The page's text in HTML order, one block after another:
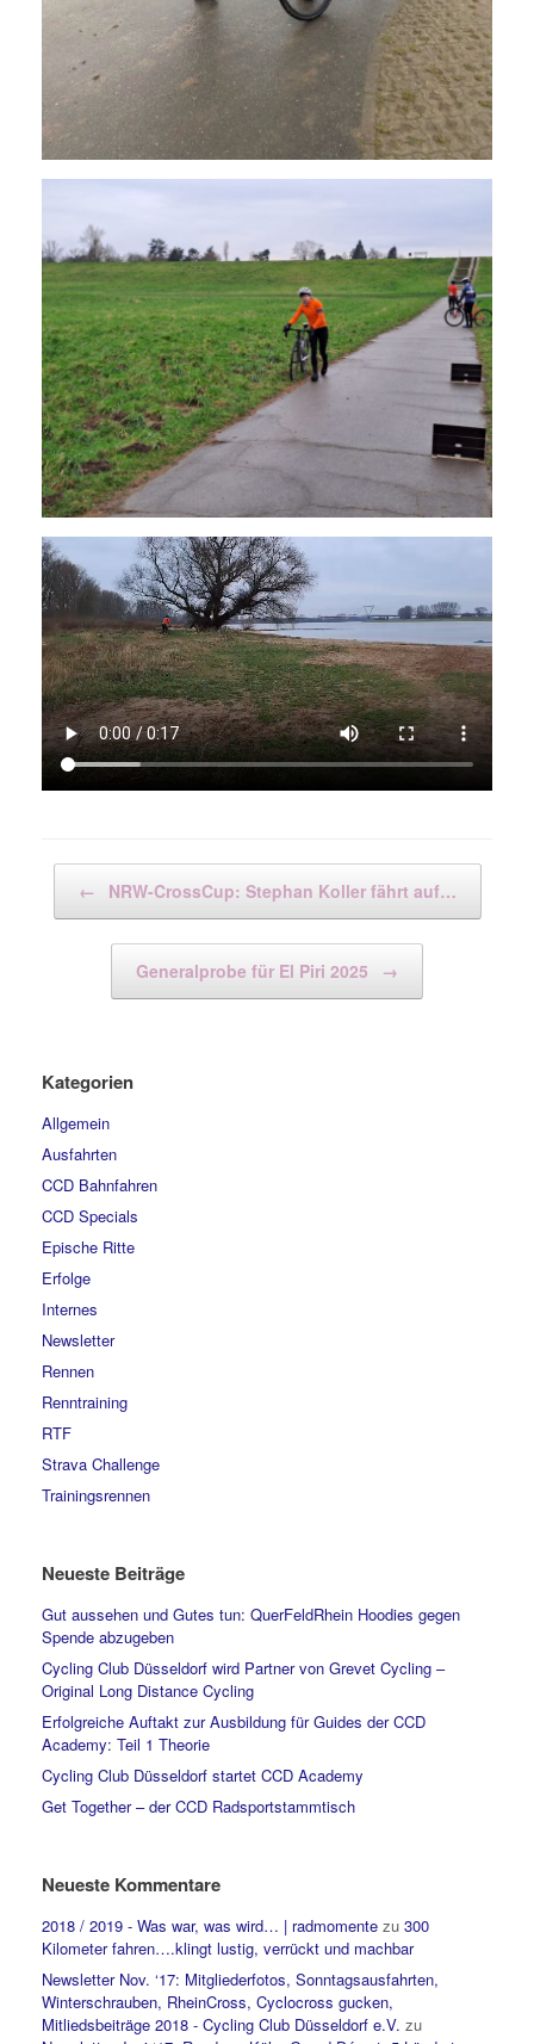
← NRW-CrossCup: Stephan Koller fährt auf…
Generalprobe für El Piri 2025 →
Kategorien
Allgemein
Ausfahrten
CCD Bahnfahren
CCD Specials
Epische Ritte
Erfolge
Internes
Newsletter
Rennen
Renntraining
RTF
Strava Challenge
Trainingsrennen
Neueste Beiträge
Gut aussehen und Gutes tun: QuerFeldRhein Hoodies gegen
Spende abzugeben
Cycling Club Düsseldorf wird Partner von Grevet Cycling –
Original Long Distance Cycling
Erfolgreiche Auftakt zur Ausbildung für Guides der CCD
Academy: Teil 1 Theorie
Cycling Club Düsseldorf startet CCD Academy
Get Together – der CCD Radsportstammtisch
Neueste Kommentare
2018 / 2019 - Was war, was wird… | radmomente zu 300
Kilometer fahren….klingt lustig, verrückt und machbar
Newsletter Nov. ‘17: Mitgliederfotos, Sonntagsausfahrten,
Winterschrauben, RheinCross, Cyclocross gucken,
Mitliedsbeiträge 2018 - Cycling Club Düsseldorf e.V. zu